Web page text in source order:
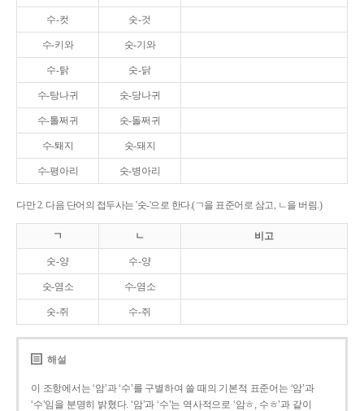
수-컷 숫-것
수-키와 숫-기와
수-탉 숫-닭
수-탕나귀 숫-당나귀
수-톨쩌귀 숫-돌쩌귀
수-퇘지 숫-돼지
수-평아리 숫-병아리
다만 2. 다음 단어의 접두사는 '숫-'으로 한다.(ㄱ을 표준어로 삼고, ㄴ을 버림.)
ㄱ ㄴ 비고
숫-양 수-양
숫-염소 수-염소
숫-쥐 수-쥐
해설
이 조항에서는 ‘암’과 ‘수’를 구별하여 쓸 때의 기본적 표준어는 ‘암’과
‘수’임을 분명히 밝혔다. ‘암’과 ‘수’는 역사적으로 ‘암ㅎ, 수ㅎ’과 같이